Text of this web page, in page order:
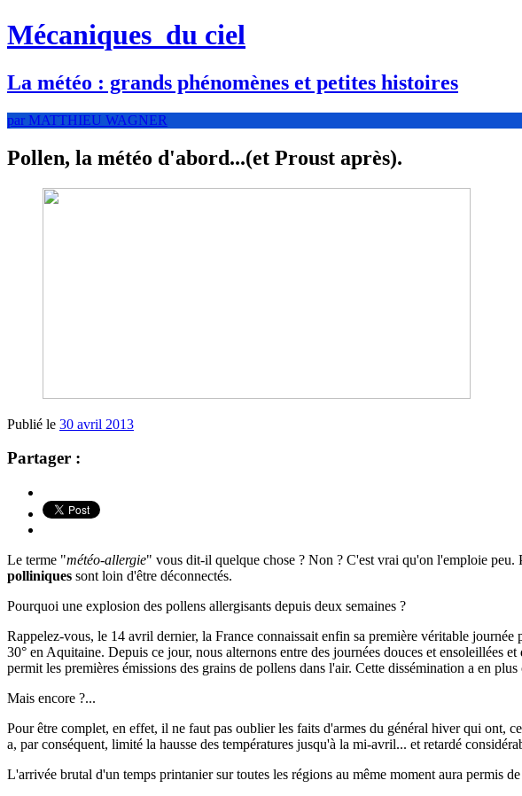
Mécaniques du ciel
La météo : grands phénomènes et petites histoires
par MATTHIEU WAGNER
Pollen, la météo d'abord...(et Proust après).
Publié le 30 avril 2013
Partager :
Le terme "météo-allergie" vous dit-il quelque chose ? Non ? C'est vrai qu'on l'emploie
polliniques sont loin d'être déconnectés.
Pourquoi une explosion des pollens allergisants depuis deux semaines ?
Rappelez-vous, le 14 avril dernier, la France connaissait enfin sa première véritable
30° en Aquitaine. Depuis ce jour, nous alternons entre des journées douces et ensoleillées
permit les premières émissions des grains de pollens dans l'air. Cette dissémination a en
Mais encore ?...
Pour être complet, en effet, il ne faut pas oublier les faits d'armes du général hiver qui ont,
a, par conséquent, limité la hausse des températures jusqu'à la mi-avril... et retardé
L'arrivée brutal d'un temps printanier sur toutes les régions au même moment aura permis